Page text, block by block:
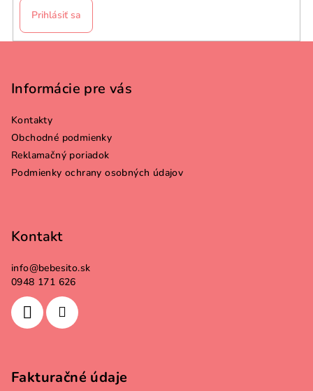
Prihlásiť sa
Informácie pre vás
Kontakty
Obchodné podmienky
Reklamačný poriadok
Podmienky ochrany osobných údajov
Kontakt
info@bebesito.sk
0948 171 626
Fakturačné údaje